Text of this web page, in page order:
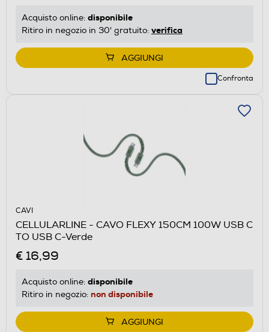
Acquisto online: disponibile
Ritiro in negozio in 30' gratuito: verifica
AGGIUNGI
Confronta
CAVI
CELLULARLINE - CAVO FLEXY 150CM 100W USB C
TO USB C-Verde
€ 16,99
Acquisto online: disponibile
Ritiro in negozio: non disponibile
AGGIUNGI